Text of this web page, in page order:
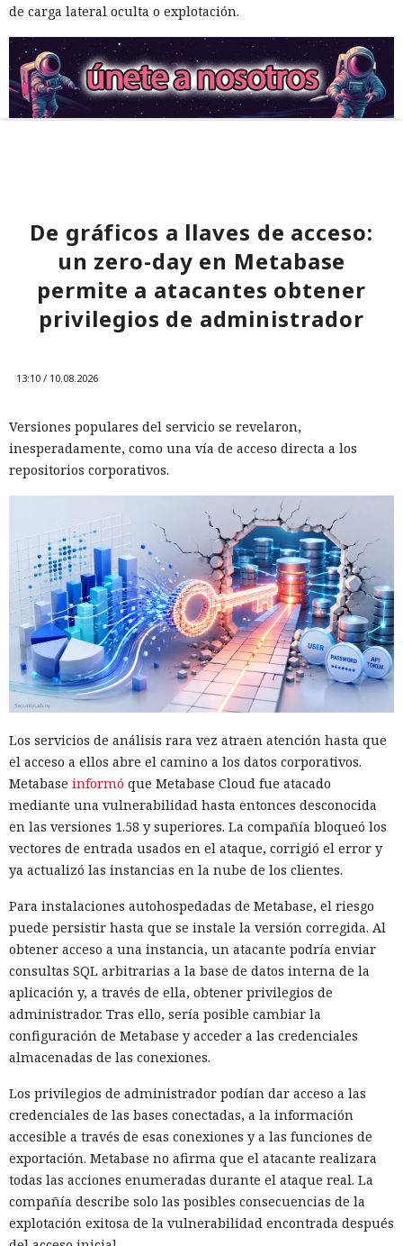
de carga lateral oculta o explotación.
De gráficos a llaves de acceso:
un zero-day en Metabase
permite a atacantes obtener
privilegios de administrador
13:10 / 10.08.2026
Versiones populares del servicio se revelaron,
inesperadamente, como una vía de acceso directa a los
repositorios corporativos.
Los servicios de análisis rara vez atraen atención hasta que
el acceso a ellos abre el camino a los datos corporativos.
Metabase informó que Metabase Cloud fue atacado
mediante una vulnerabilidad hasta entonces desconocida
en las versiones 1.58 y superiores. La compañía bloqueó los
vectores de entrada usados en el ataque, corrigió el error y
ya actualizó las instancias en la nube de los clientes.
Para instalaciones autohospedadas de Metabase, el riesgo
puede persistir hasta que se instale la versión corregida. Al
obtener acceso a una instancia, un atacante podría enviar
consultas SQL arbitrarias a la base de datos interna de la
aplicación y, a través de ella, obtener privilegios de
administrador. Tras ello, sería posible cambiar la
configuración de Metabase y acceder a las credenciales
almacenadas de las conexiones.
Los privilegios de administrador podían dar acceso a las
credenciales de las bases conectadas, a la información
accesible a través de esas conexiones y a las funciones de
exportación. Metabase no afirma que el atacante realizara
todas las acciones enumeradas durante el ataque real. La
compañía describe solo las posibles consecuencias de la
explotación exitosa de la vulnerabilidad encontrada después